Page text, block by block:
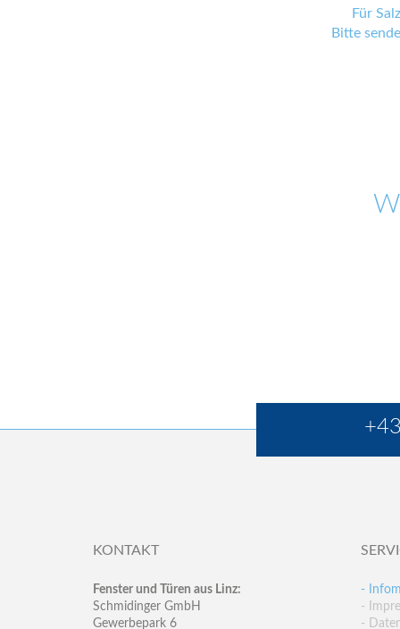
Für
Bitte
KONTAKT
Fenster und Türen aus Linz:
Schmidinger GmbH
Gewerbepark 6
-
-
-